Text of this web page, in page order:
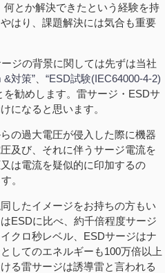
何とか解決できたという経験を持
はり、課題解決には気合も重要
ジの背景に関しては先ずは当社
&対策”
“ESD試験(IEC64000-4-2)
勧めします。雷サージ・ESDサ
になると思います。
の過大電圧が侵入した際に機器
及び、それに伴うサージ電流を
は電流を疑似的に印加するの
。
したイメージをお持ちの方もい
ESDに比べ、約千倍程度サージ
クロ秒レベル、ESDサージはナ
してのエネルギーも100万倍以上
る雷サージは誘導雷と言われる